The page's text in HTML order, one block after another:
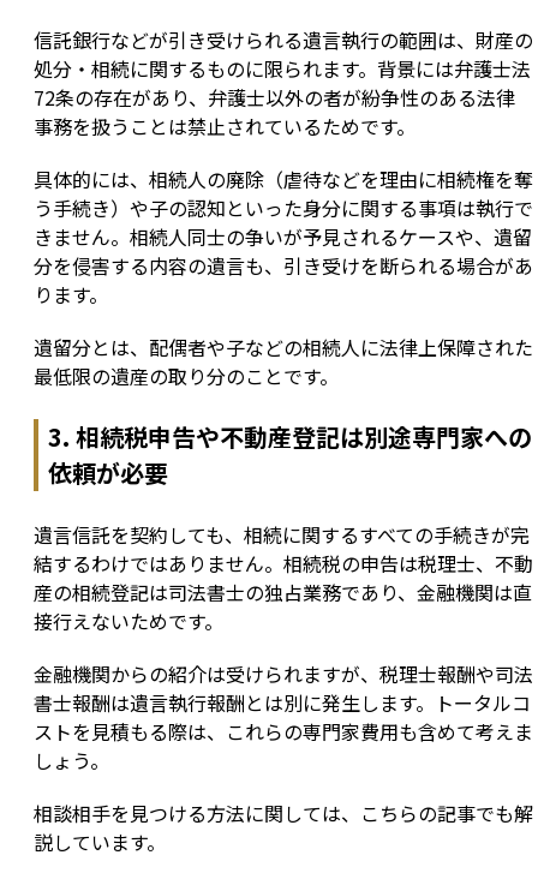
信託銀行などが引き受けられる遺言執行の範囲は、財産の
処分・相続に関するものに限られます。背景には弁護士法
72条の存在があり、弁護士以外の者が紛争性のある法律
事務を扱うことは禁止されているためです。
具体的には、相続人の廃除（虐待などを理由に相続権を奪
う手続き）や子の認知といった身分に関する事項は執行で
きません。相続人同士の争いが予見されるケースや、遺留
分を侵害する内容の遺言も、引き受けを断られる場合があ
ります。
遺留分とは、配偶者や子などの相続人に法律上保障された
最低限の遺産の取り分のことです。
3. 相続税申告や不動産登記は別途専門家への
依頼が必要
遺言信託を契約しても、相続に関するすべての手続きが完
結するわけではありません。相続税の申告は税理士、不動
産の相続登記は司法書士の独占業務であり、金融機関は直
接行えないためです。
金融機関からの紹介は受けられますが、税理士報酬や司法
書士報酬は遺言執行報酬とは別に発生します。トータルコ
ストを見積もる際は、これらの専門家費用も含めて考えま
しょう。
相談相手を見つける方法に関しては、こちらの記事でも解
説しています。